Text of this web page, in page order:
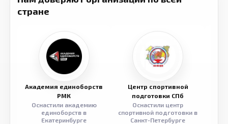
стране
Академия единоборств
РМК
Оснастили академию
единоборств в
Екатеринбурге
Центр спортивной
подготовки СПб
Оснастили центр
спортивной подготовки в
Санкт-Петербурге